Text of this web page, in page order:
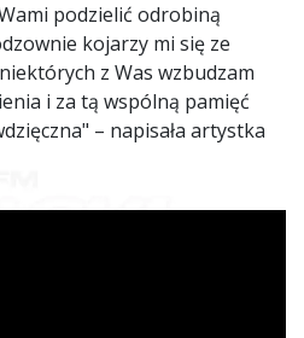
podzielić odrobiną
kojarzy mi się ze
z Was wzbudzam
i za tą wspólną pamięć
– napisała artystka